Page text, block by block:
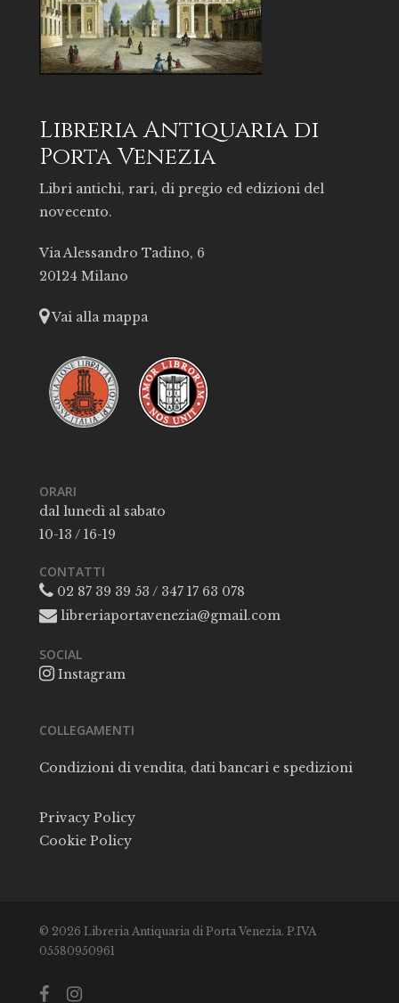
Libreria Antiquaria di
Porta Venezia
Libri antichi, rari, di pregio ed edizioni del
novecento.
Via Alessandro Tadino, 6
20124 Milano
Vai alla mappa
ORARI
dal lunedì al sabato
10-13 / 16-19
CONTATTI
02 87 39 39 53 / 347 17 63 078
libreriaportavenezia@gmail.com
SOCIAL
Instagram
COLLEGAMENTI
Condizioni di vendita, dati bancari e spedizioni
Privacy Policy
Cookie Policy
© 2026 Libreria Antiquaria di Porta Venezia. P.IVA
05580950961
facebookinstagram